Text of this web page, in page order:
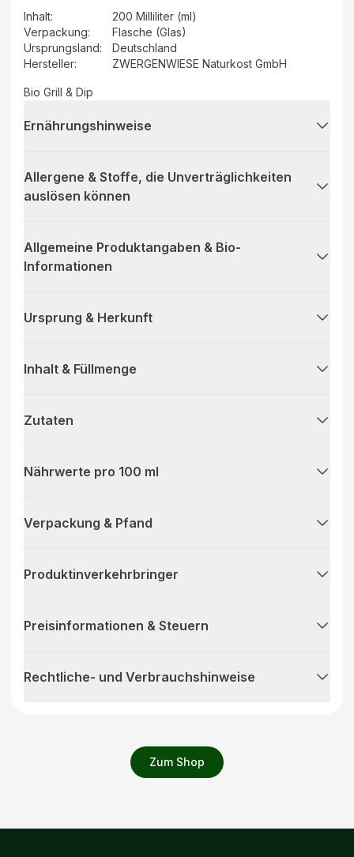
Zum Shop
Inhalt:
200 Milliliter (ml)
Verpackung:
Flasche (Glas)
Ursprungsland:
Deutschland
Hersteller: ZWERGENWIESE Naturkost GmbH
Bio Grill & Dip
Ernährungshinweise
Allergene & Stoffe, die Unverträglichkeiten
auslösen können
Allgemeine Produktangaben & Bio-
Informationen
Ursprung & Herkunft
Inhalt & Füllmenge
Zutaten
Nährwerte pro 100 ml
Verpackung & Pfand
Produktinverkehrbringer
Preisinformationen & Steuern
Rechtliche- und Verbrauchshinweise